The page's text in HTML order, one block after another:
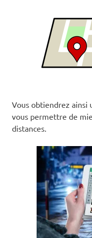
Vous obtiendrez ainsi
vous permettre de
distances.